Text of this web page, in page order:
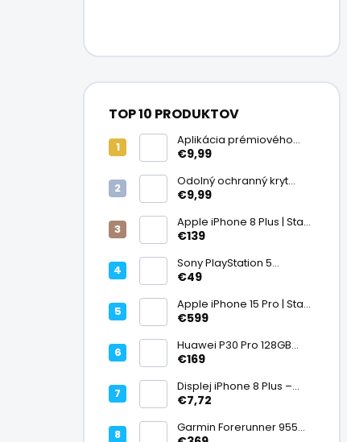
TOP 10 PRODUKTOV
Aplikácia prémiového
ochranného skla na
€9,99
Odolný ochranný kryt
transparentný
€9,99
Apple iPhone 8 Plus | Stav:
Vynikajúci – A
€139
Sony PlayStation 5
DualSense bezdrôtový
Vynikajúci – A
€49
Apple iPhone 15 Pro | Stav:
Vynikajúci – A
€599
Huawei P30 Pro 128GB
Black, Kirin 980, Leica 40
6,47" OLED, IP68 | Stav:
Vynikajúci – A
€169
Displej iPhone 8 Plus –
PREMIUM (lcd)
€7,72
Garmin Forerunner 955